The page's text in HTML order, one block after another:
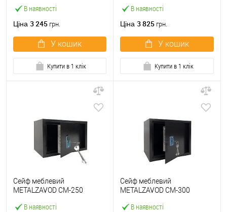
В наявності
Ціна 3 245 грн.
У кошик
Купити в 1 клік
В наявності
Ціна 3 825 грн.
У кошик
Купити в 1 клік
В наявності
Сейф меблевий
METALZAVOD СМ-250
В наявності
Сейф меблевий
METALZAVOD СМ-300